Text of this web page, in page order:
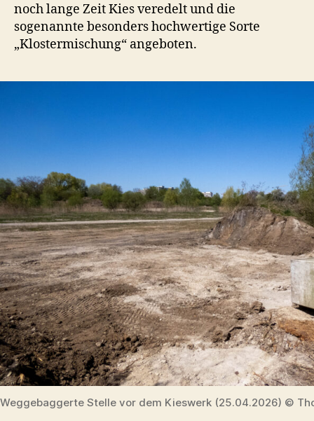
noch lange Zeit Kies veredelt und die
sogenannte besonders hochwertige Sorte
„Klostermischung“ angeboten.
Weggebaggerte Stelle vor dem Kieswerk (25.04.2026) ©